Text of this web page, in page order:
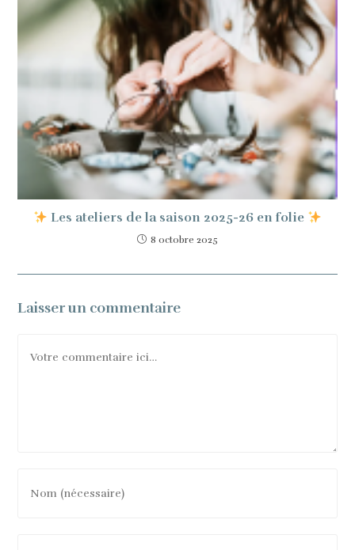
Les ateliers de la saison 2025-26 en folie
8 octobre 2025
Laisser un commentaire